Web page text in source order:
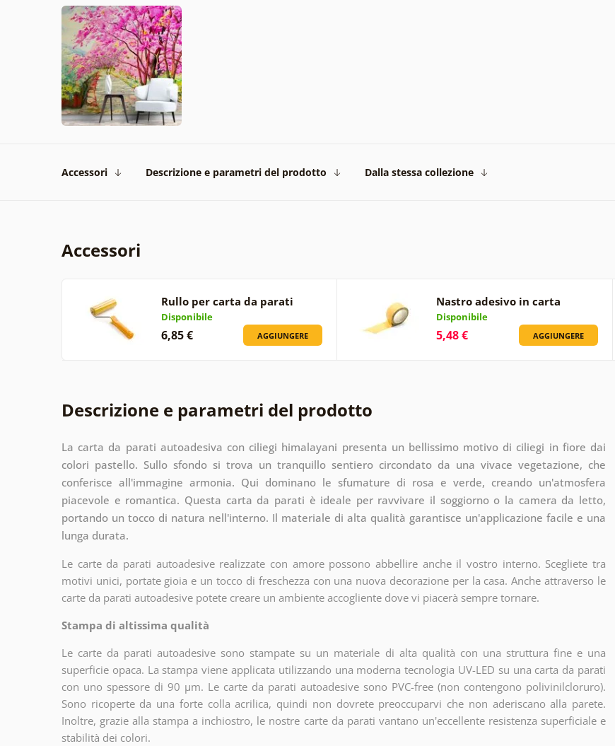
Accessori Descrizione e parametri del prodotto Dalla stessa collezione
Accessori
Rullo per carta da parati
Disponibile
6,85 € AGGIUNGERE
Nastro adesivo in carta
Disponibile
5,48 € AGGIUNGERE
Descrizione e parametri del prodotto
La carta da parati autoadesiva con ciliegi himalayani presenta un bellissimo motivo di ciliegi in fiore dai
colori pastello. Sullo sfondo si trova un tranquillo sentiero circondato da una vivace vegetazione, che
conferisce all'immagine armonia. Qui dominano le sfumature di rosa e verde, creando un'atmosfera
piacevole e romantica. Questa carta da parati è ideale per ravvivare il soggiorno o la camera da letto,
portando un tocco di natura nell'interno. Il materiale di alta qualità garantisce un'applicazione facile e una
lunga durata.
Le carte da parati autoadesive realizzate con amore possono abbellire anche il vostro interno. Scegliete tra
motivi unici, portate gioia e un tocco di freschezza con una nuova decorazione per la casa. Anche attraverso le
carte da parati autoadesive potete creare un ambiente accogliente dove vi piacerà sempre tornare.
Stampa di altissima qualità
Le carte da parati autoadesive sono stampate su un materiale di alta qualità con una struttura fine e una
superficie opaca. La stampa viene applicata utilizzando una moderna tecnologia UV-LED su una carta da parati
con uno spessore di 90 µm. Le carte da parati autoadesive sono PVC-free (non contengono polivinilcloruro).
Sono ricoperte da una forte colla acrilica, quindi non dovrete preoccuparvi che non aderiscano alla parete.
Inoltre, grazie alla stampa a inchiostro, le nostre carte da parati vantano un'eccellente resistenza superficiale e
stabilità dei colori.